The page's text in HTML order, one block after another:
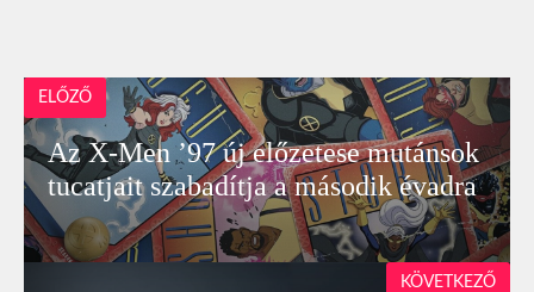
ELŐZŐ
Az X-Men ’97 új előzetese mutánsok
tucatjait szabadítja a második évadra
KÖVETKEZŐ